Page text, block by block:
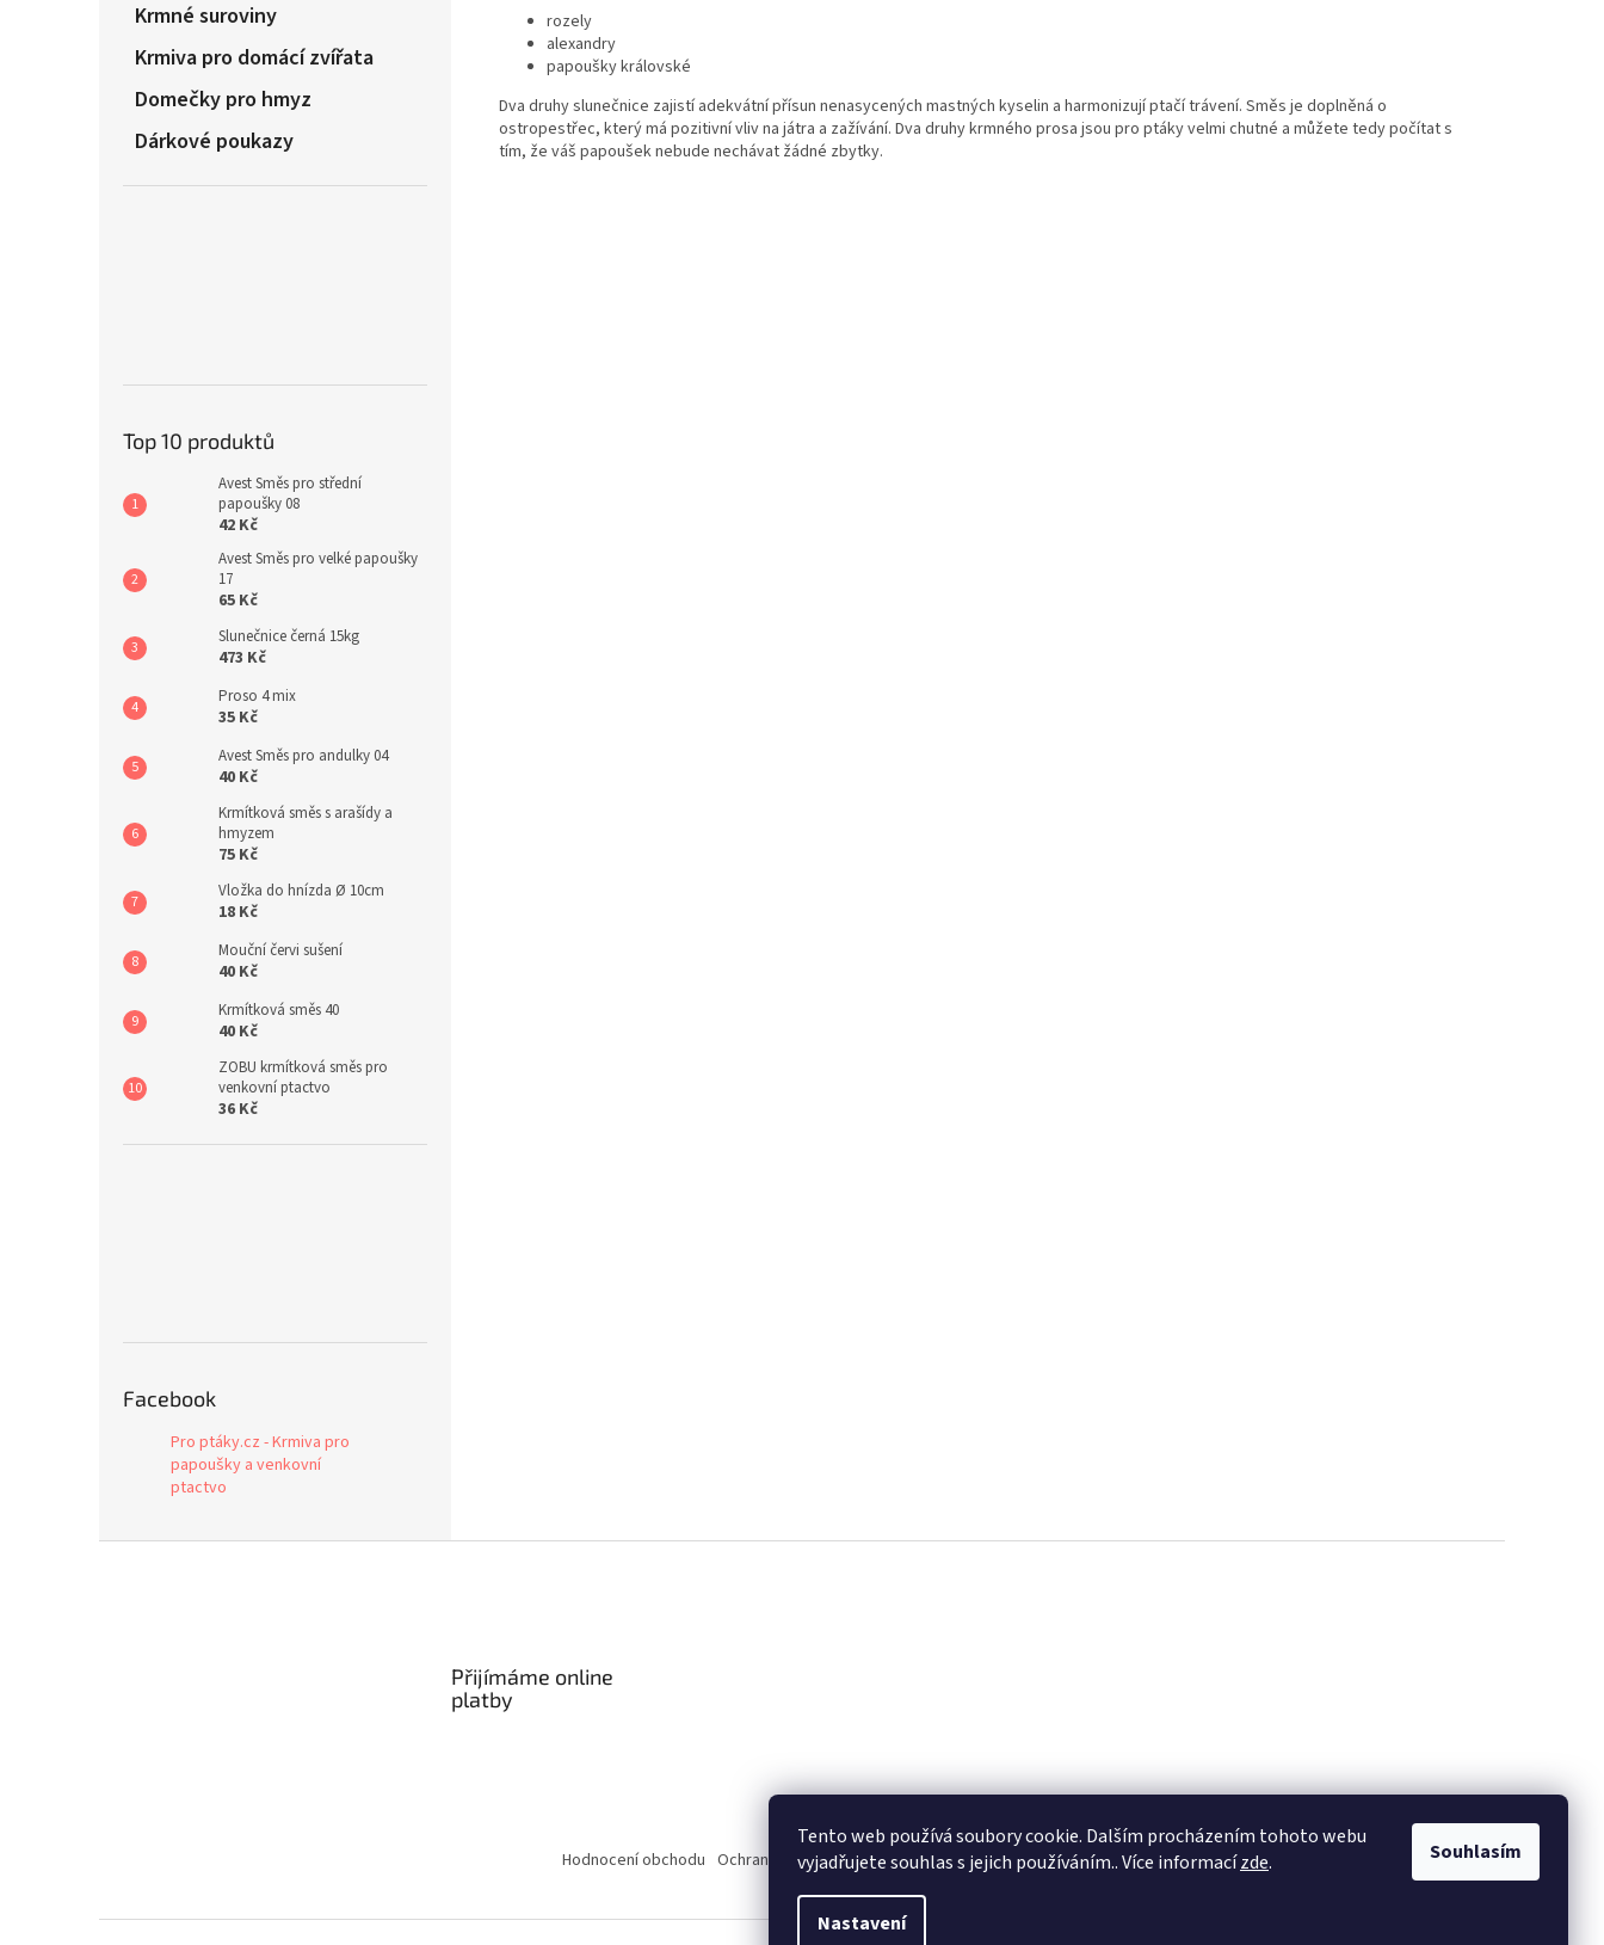
Tento web používá soubory cookie. Dalším procházením tohoto webu
vyjadřujete souhlas s jejich používáním.. Více informacízde.
Nastavení
Souhlasím
Krmné suroviny
Krmiva pro domácí zvířata
Domečky pro hmyz
Dárkové poukazy
Top 10 produktů
Avest Směs pro střední
papoušky 08
42 Kč
Avest Směs pro velké papoušky
17
65 Kč
Slunečnice černá 15kg
473 Kč
Proso 4 mix
35 Kč
Avest Směs pro andulky 04
40 Kč
Krmítková směs s arašídy a
hmyzem
75 Kč
Vložka do hnízda Ø 10cm
18 Kč
Mouční červi sušení
40 Kč
Krmítková směs 40
40 Kč
ZOBU krmítková směs pro
venkovní ptactvo
36 Kč
Facebook
Pro ptáky.cz - Krmiva pro
papoušky a venkovní
ptactvo
rozely
alexandry
papoušky královské
Dva druhy slunečnice zajistí adekvátní přísun nenasycených mastných kyselin a harmonizují ptačí trávení. Směs je doplněná o
ostropestřec, který má pozitivní vliv na játra a zažívání. Dva druhy krmného prosa jsou pro ptáky velmi chutné a můžete tedy počítat s
tím, že váš papoušek nebude nechávat žádné zbytky.
Přijímáme online
platby
Hodnocení obchodu Ochrana osobních údajů Obchodní podmínky